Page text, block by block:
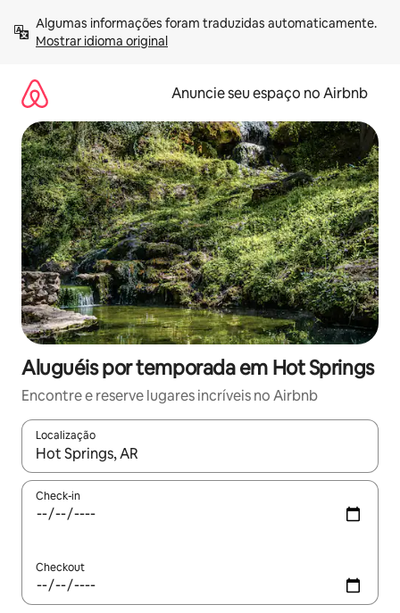
para
Mostrar idioma original
Anuncie seu espaço no Airbnb
Aluguéis por temporada em Hot Springs
Encontre e reserve lugares incríveis no Airbnb
Localização
Quando os resultados estiverem disponíveis, explore-os
Check-in
Checkout